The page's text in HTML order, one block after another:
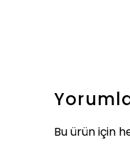
Bu ürün için